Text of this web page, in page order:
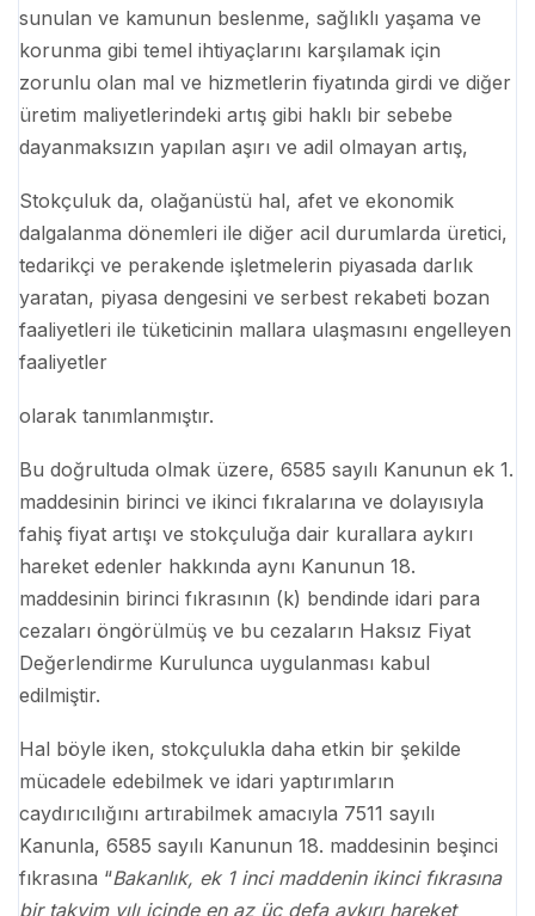
sunulan ve kamunun beslenme, sağlıklı yaşama ve
korunma gibi temel ihtiyaçlarını karşılamak için
zorunlu olan mal ve hizmetlerin fiyatında girdi ve diğer
üretim maliyetlerindeki artış gibi haklı bir sebebe
dayanmaksızın yapılan aşırı ve adil olmayan artış,
Stokçuluk da, olağanüstü hal, afet ve ekonomik
dalgalanma dönemleri ile diğer acil durumlarda üretici,
tedarikçi ve perakende işletmelerin piyasada darlık
yaratan, piyasa dengesini ve serbest rekabeti bozan
faaliyetleri ile tüketicinin mallara ulaşmasını engelleyen
faaliyetler
olarak tanımlanmıştır.
Bu doğrultuda olmak üzere, 6585 sayılı Kanunun ek 1.
maddesinin birinci ve ikinci fıkralarına ve dolayısıyla
fahiş fiyat artışı ve stokçuluğa dair kurallara aykırı
hareket edenler hakkında aynı Kanunun 18.
maddesinin birinci fıkrasının (k) bendinde idari para
cezaları öngörülmüş ve bu cezaların Haksız Fiyat
Değerlendirme Kurulunca uygulanması kabul
edilmiştir.
Hal böyle iken, stokçulukla daha etkin bir şekilde
mücadele edebilmek ve idari yaptırımların
caydırıcılığını artırabilmek amacıyla 7511 sayılı
Kanunla, 6585 sayılı Kanunun 18. maddesinin beşinci
fıkrasına “Bakanlık, ek 1 inci maddenin ikinci fıkrasına
bir takvim yılı içinde en az üç defa aykırı hareket